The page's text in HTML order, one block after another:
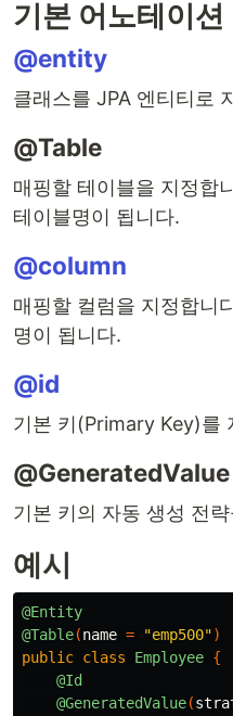
기본 어노테이션
@entity
클래스를 JPA 엔티티로
@Table
매핑할 테이블을 지정합
테이블명이 됩니다.
@column
매핑할 컬럼을 지정합니
명이 됩니다.
@id
기본 키(Primary Key)를
@GeneratedValue
기본 키의 자동 생성 전
예시
@Entity
@Table(name = "emp500")
public class Employee {
@Id
@GeneratedValue(